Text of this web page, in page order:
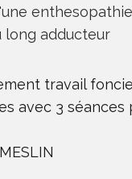
enthesopathie
long adducteur
travail
avec 3 séances